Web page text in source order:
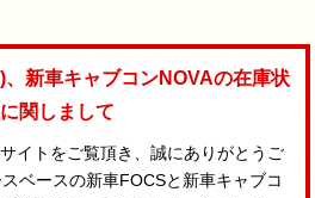
新車キャブコンNOVAの在庫状
関しまして
イトをご覧頂き、誠にありがとうご
ベースの新車FOCSと新車キャブコ